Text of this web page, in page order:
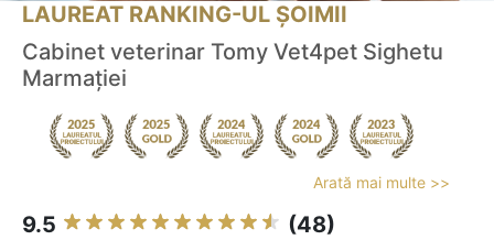
LAUREAT RANKING-UL ȘOIMII
Cabinet veterinar Tomy Vet4pet Sighetu
Marmației
Arată mai multe >>
9.5 (48)